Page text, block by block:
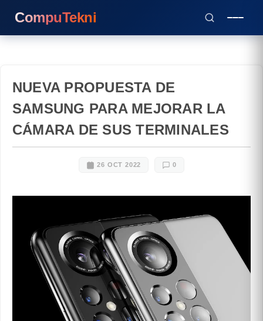
CompuTekni
NUEVA PROPUESTA DE
SAMSUNG PARA MEJORAR LA
CÁMARA DE SUS TERMINALES
26 OCT 2022 0